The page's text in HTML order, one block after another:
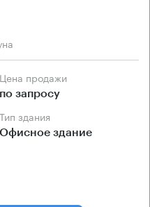
Цена продажи
по запросу
Тип здания
Офисное здание